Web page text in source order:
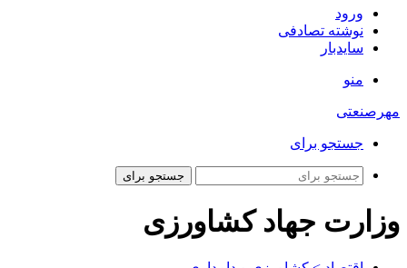
ورود
نوشته تصادفی
سایدبار
منو
مهرصنعتی
جستجو برای
جستجو برای
وزارت جهاد کشاورزی